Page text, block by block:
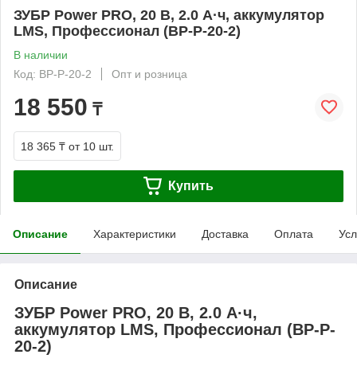
ЗУБР Power PRO, 20 В, 2.0 А·ч, аккумулятор
LMS, Профессионал (BP-P-20-2)
В наличии
Код: BP-P-20-2
Опт и розница
18 550 ₸
18 365 ₸ от 10 шт.
Купить
Описание Характеристики Доставка Оплата
Описание
ЗУБР Power PRO, 20 В, 2.0 А·ч,
аккумулятор LMS, Профессионал (BP-P-
20-2)